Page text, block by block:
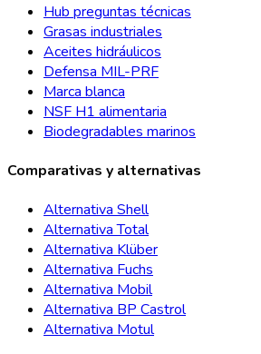
Hub preguntas técnicas
Grasas industriales
Aceites hidráulicos
Defensa MIL-PRF
Marca blanca
NSF H1 alimentaria
Biodegradables marinos
Comparativas y alternativas
Alternativa Shell
Alternativa Total
Alternativa Klüber
Alternativa Fuchs
Alternativa Mobil
Alternativa BP Castrol
Alternativa Motul